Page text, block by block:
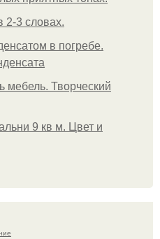
2-3 словах.
в погребе.
мебель. Творческий
9 кв м. Цвет и